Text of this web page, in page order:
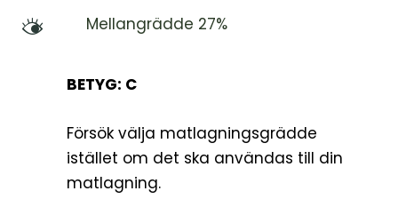
M Mellangrädde 27%
BETYG: C
Försök välja matlagningsgrädde
istället om det ska användas till din
matlagning.